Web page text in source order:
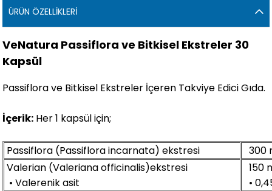
ÜRÜN ÖZELLIKLERI
VeNatura Passiflora ve Bitkisel Ekstreler 30
Kapsül
Passiflora ve Bitkisel Ekstreler İçeren Takviye Edici Gıda.
İçerik: Her 1 kapsül için;
Passiflora (Passiflora incarnata) ekstresi
300
Valerian (Valeriana officinalis)ekstresi
• Valerenik asit
150
•